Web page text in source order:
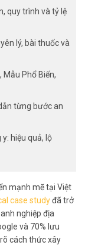
quy trình và tỷ lệ
lý, bài thuốc và
Mẫu Phổ Biến,
từng bước an
hiệu quả, lộ
mạnh mẽ tại Việt
case studyđã trở
nghiệp địa
và 70% lưu
cách thức xây